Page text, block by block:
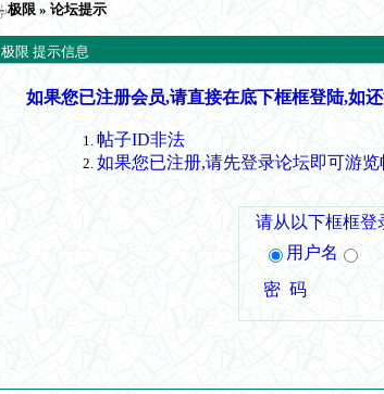
极限 » 论坛提示
极限 提示信息
如果您已注册会员,请直接在底下框框登陆,如
帖子ID非法
如果您已注册,请先登录论坛即可游览
请从以下框框登
用户名
密 码